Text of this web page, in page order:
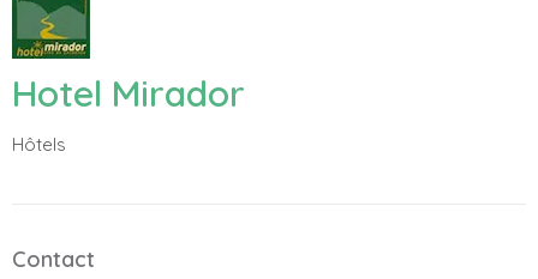
Hotel Mirador
Hôtels
Contact